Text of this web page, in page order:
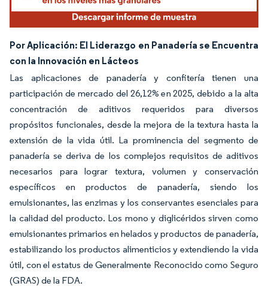
Por Aplicación: El Liderazgo en Panadería se Encuentra
con la Innovación en Lácteos
Las aplicaciones de panadería y confitería tienen una
participación de mercado del 26,12% en 2025, debido a la alta
concentración de aditivos requeridos para diversos
propósitos funcionales, desde la mejora de la textura hasta la
extensión de la vida útil. La prominencia del segmento de
panadería se deriva de los complejos requisitos de aditivos
necesarios para lograr textura, volumen y conservación
específicos en productos de panadería, siendo los
emulsionantes, las enzimas y los conservantes esenciales para
la calidad del producto. Los mono y diglicéridos sirven como
emulsionantes primarios en helados y productos de panadería,
estabilizando los productos alimenticios y extendiendo la vida
útil, con el estatus de Generalmente Reconocido como Seguro
(GRAS) de la FDA.